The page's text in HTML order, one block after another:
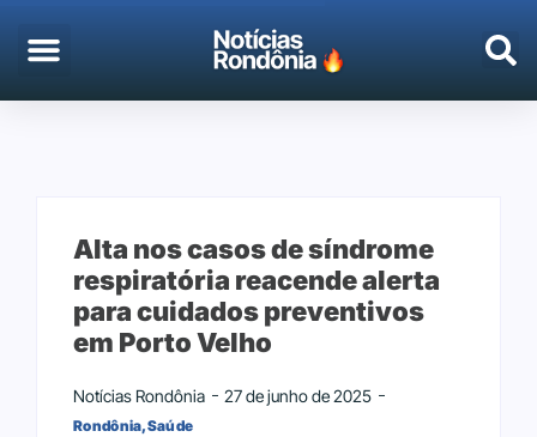
Alta nos casos de síndrome
respiratória reacende alerta
para cuidados preventivos
em Porto Velho
Notícias Rondônia 27 de junho de 2025
Rondônia,Saúde